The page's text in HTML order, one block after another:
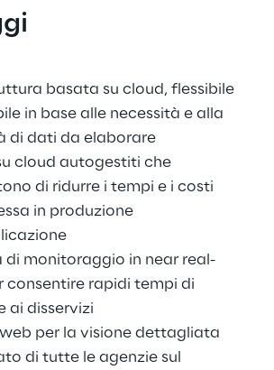
basata su cloud, flessibile
in base alle necessità e alla
di dati da elaborare
cloud autogestiti che
di ridurre i tempi e i costi
in produzione
di monitoraggio in near real-
consentire rapidi tempi di
ai disservizi
per la visione dettagliata
di tutte le agenzie sul